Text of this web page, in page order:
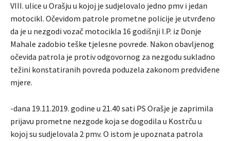
VIII. ulice u Orašju u kojoj je sudjelovalo jedno pmv i jedan
motocikl. Očevidom patrole prometne policije je utvrđeno
da je u nezgodi vozač motocikla 16 godišnji I.P. iz Donje
Mahale zadobio teške tjelesne povrede. Nakon obavljenog
očevida patrola je protiv odgovornog za nezgodu sukladno
težini konstatiranih povreda poduzela zakonom predviđene
mjere.
-dana 19.11.2019. godine u 21.40 sati PS Orašje je zaprimila
prijavu prometne nezgode koja se dogodila u Kostrču u
kojoj su sudjelovala 2 pmv. O istom je upoznata patrola